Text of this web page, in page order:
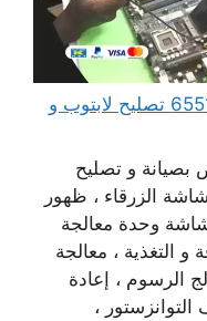
مهندس كمبيوتر النويصيب 65511033 تصليح لابتوب و
بصيانة و تصليح
الزرقاء ، ظهور
وحدة معالجة
التغذية ، معالجة
الرسوم ، إعادة
،